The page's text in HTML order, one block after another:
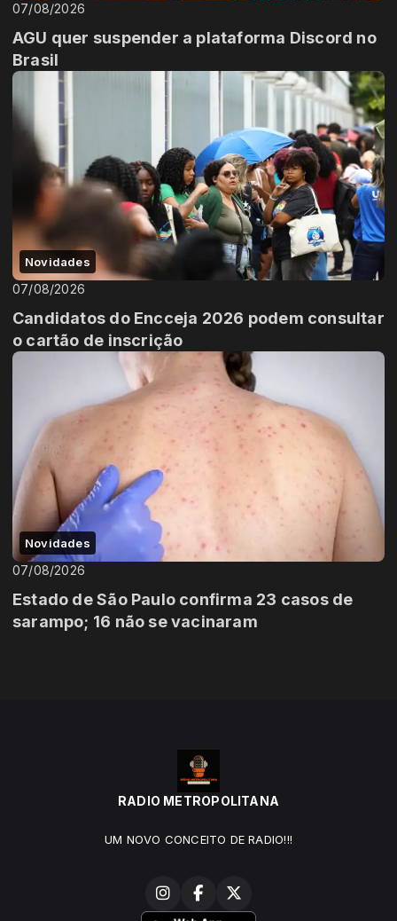
07/08/2026
AGU quer suspender a plataforma Discord no
Brasil
Novidades
07/08/2026
Candidatos do Encceja 2026 podem consultar
o cartão de inscrição
Novidades
07/08/2026
Estado de São Paulo confirma 23 casos de
sarampo; 16 não se vacinaram
RADIO METROPOLITANA
UM NOVO CONCEITO DE RADIO!!!